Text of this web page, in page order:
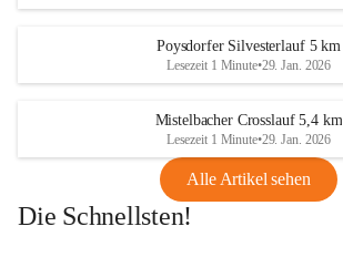
Poysdorfer Silvesterlauf 5 km
Lesezeit 1 Minute•29. Jan. 2026
Mistelbacher Crosslauf 5,4 km
Lesezeit 1 Minute•29. Jan. 2026
Alle Artikel sehen
Die Schnellsten!